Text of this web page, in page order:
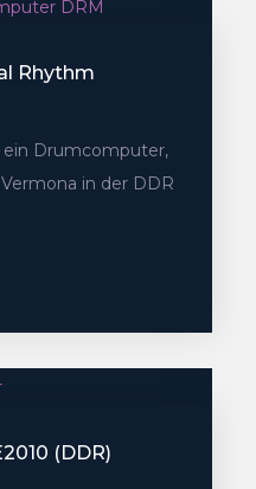
Rhythm
ein Drumcomputer,
in der DDR
(DDR)